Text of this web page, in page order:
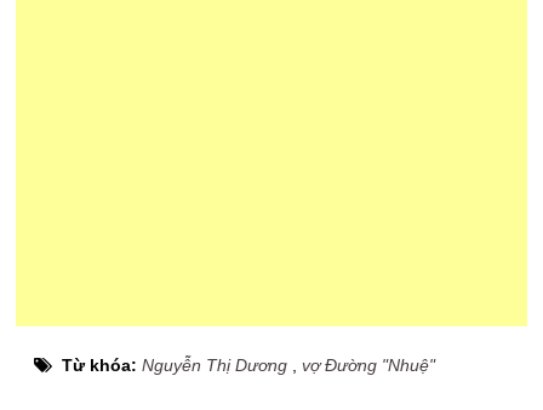
Từ khóa:Nguyễn Thị Dương ,vợ Đường "Nhuệ"